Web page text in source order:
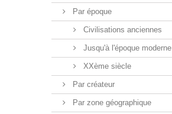
Par époque
Civilisations anciennes
Jusqu'à l'époque moderne
XXème siècle
Par créateur
Par zone géographique